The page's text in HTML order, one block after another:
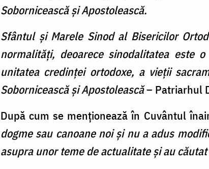
Sobornicească și Apostolească.
Sfântul şi Marele Sinod al Bisericilor
normalități, deoarece sinodalitatea este
unitatea credinței ortodoxe, a vieții
Sobornicească şi Apostolească– Patriarhul
După cum se menţionează în Cuvântul
dogme sau canoane noi și nu a adus
asupra unor teme de actualitate și au